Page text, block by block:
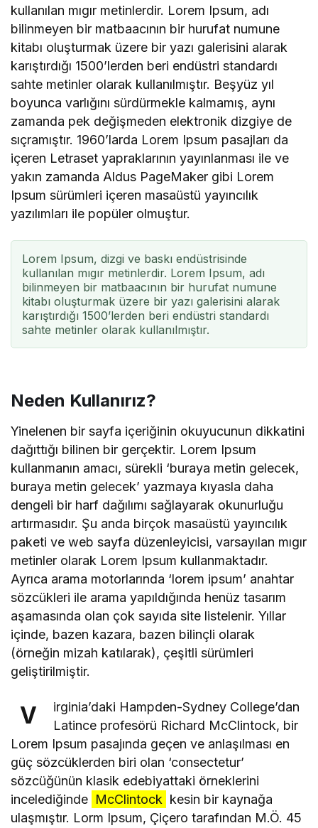
kullanılan mıgır metinlerdir. Lorem Ipsum, adı
bilinmeyen bir matbaacının bir hurufat numune
kitabı oluşturmak üzere bir yazı galerisini alarak
karıştırdığı 1500’lerden beri endüstri standardı
sahte metinler olarak kullanılmıştır. Beşyüz yıl
boyunca varlığını sürdürmekle kalmamış, aynı
zamanda pek değişmeden elektronik dizgiye de
sıçramıştır. 1960’larda Lorem Ipsum pasajları da
içeren Letraset yapraklarının yayınlanması ile ve
yakın zamanda Aldus PageMaker gibi Lorem
Ipsum sürümleri içeren masaüstü yayıncılık
yazılımları ile popüler olmuştur.
Lorem Ipsum, dizgi ve baskı endüstrisinde
kullanılan mıgır metinlerdir. Lorem Ipsum, adı
bilinmeyen bir matbaacının bir hurufat numune
kitabı oluşturmak üzere bir yazı galerisini alarak
karıştırdığı 1500’lerden beri endüstri standardı
sahte metinler olarak kullanılmıştır.
Neden Kullanırız?
Yinelenen bir sayfa içeriğinin okuyucunun dikkatini
dağıttığı bilinen bir gerçektir. Lorem Ipsum
kullanmanın amacı, sürekli ‘buraya metin gelecek,
buraya metin gelecek’ yazmaya kıyasla daha
dengeli bir harf dağılımı sağlayarak okunurluğu
artırmasıdır. Şu anda birçok masaüstü yayıncılık
paketi ve web sayfa düzenleyicisi, varsayılan mıgır
metinler olarak Lorem Ipsum kullanmaktadır.
Ayrıca arama motorlarında ‘lorem ipsum’ anahtar
sözcükleri ile arama yapıldığında henüz tasarım
aşamasında olan çok sayıda site listelenir. Yıllar
içinde, bazen kazara, bazen bilinçli olarak
(örneğin mizah katılarak), çeşitli sürümleri
geliştirilmiştir.
V
irginia’daki Hampden-Sydney College’dan
Latince profesörü Richard McClintock, bir
Lorem Ipsum pasajında geçen ve anlaşılması en
güç sözcüklerden biri olan ‘consectetur’
sözcüğünün klasik edebiyattaki örneklerini
incelediğinde McClintock kesin bir kaynağa
ulaşmıştır. Lorm Ipsum, Çiçero tarafından M.Ö. 45